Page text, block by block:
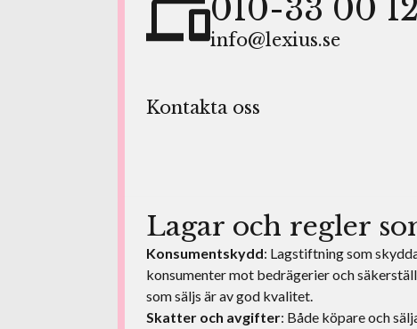
010-33 00
info@lexius.se
Kontakta oss
Lagar och regler
Konsumentskydd: Lagstiftning som
konsumenter mot bedrägerier och
som säljs är av god kvalitet.
Skatter och avgifter: Både köpare och